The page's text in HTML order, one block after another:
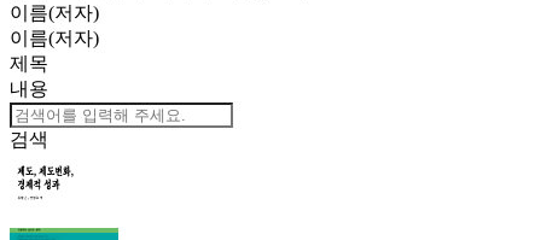
이름(저자)
이름(저자)
제목
내용
검색